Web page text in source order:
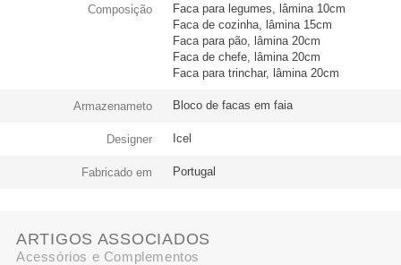
Composição
Faca para legumes, lâmina 10cm
Faca de cozinha, lâmina 15cm
Faca para pão, lâmina 20cm
Faca de chefe, lâmina 20cm
Faca para trinchar, lâmina 20cm
Armazenameto Bloco de facas em faia
Designer Icel
Fabricado em Portugal
ARTIGOS ASSOCIADOS
Acessórios e Complementos